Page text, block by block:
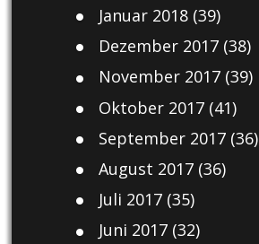
Januar 2018(39)
Dezember 2017(38)
November 2017(39)
Oktober 2017(41)
September 2017(36)
August 2017(36)
Juli 2017(35)
Juni 2017(32)